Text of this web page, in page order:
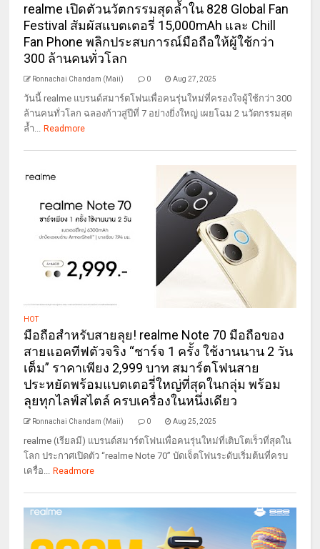
realme เปิดตัวนวัตกรรมสุดล้ำใน 828 Global Fan
Festival สัมผัสแบตเตอรี่ 15,000mAh และ Chill
Fan Phone พลิกประสบการณ์มือถือให้ผู้ใช้กว่า
300 ล้านคนทั่วโลก
Ronnachai Chandam (Maii) 0 Aug 27, 2025
วันนี้ realme แบรนด์สมาร์ตโฟนเพื่อคนรุ่นใหม่ที่ครองใจผู้ใช้กว่า 300
ล้านคนทั่วโลก ฉลองก้าวสู่ปีที่ 7 อย่างยิ่งใหญ่ เผยโฉม 2 นวัตกรรมสุด
ล้ำ...
Readmore
HOT
มือถือสำหรับสายลุย! realme Note 70 มือถือของ
สายแอคทีฟตัวจริง “ชาร์จ 1 ครั้ง ใช้งานนาน 2 วัน
เต็ม” ราคาเพียง 2,999 บาท สมาร์ตโฟนสาย
ประหยัดพร้อมแบตเตอรี่ใหญ่ที่สุดในกลุ่ม พร้อม
ลุยทุกไลฟ์สไตล์ ครบเครื่องในหนึ่งเดียว
Ronnachai Chandam (Maii) 0 Aug 25, 2025
realme (เรียลมี) แบรนด์สมาร์ตโฟนเพื่อคนรุ่นใหม่ที่เติบโตเร็วที่สุดใน
โลก ประกาศเปิดตัว “realme Note 70” บัดเจ็ตโฟนระดับเริ่มต้นที่ครบ
เครื่อ...
Readmore